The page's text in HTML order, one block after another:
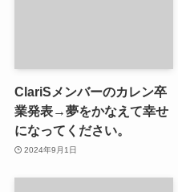
ClariSメンバーのカレン卒
業発表→夢をかなえて幸せ
になってください。
2024年9月1日